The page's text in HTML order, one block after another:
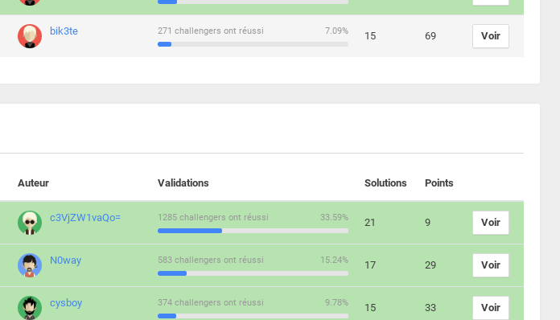
bik3te 7.09%
271 challengers ont réussi 15 69 Voir
Auteur Validations Solutions Points
c3VjZW1vaQo= 33.59%
1285 challengers ont réussi 21 9 Voir
N0way 15.24%
583 challengers ont réussi 17 29 Voir
cysboy 9.78%
374 challengers ont réussi 15 33 Voir